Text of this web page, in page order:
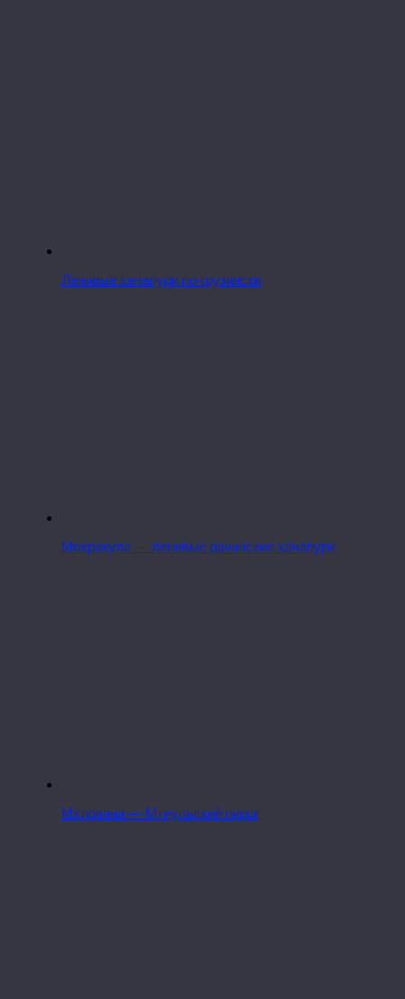
Ленивые хачапури по-грузински
Мохракула — ленивые рачинские хачапури
Мхлована — Мтиульский пирог